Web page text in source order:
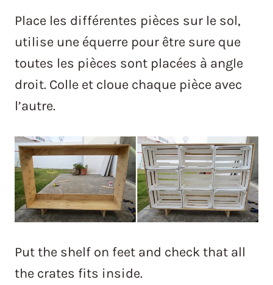
Place les différentes pièces sur le sol,
utilise une équerre pour être sure que
toutes les pièces sont placées à angle
droit. Colle et cloue chaque pièce avec
l’autre.
Put the shelf on feet and check that all
the crates fits inside.